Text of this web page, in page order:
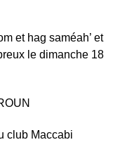
et hag saméah’ et
le dimanche 18
club Maccabi